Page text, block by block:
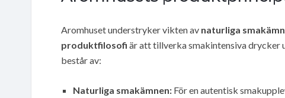
Aromhuset understryker vikten av naturliga
produktfilosofi är att tillverka smakintensiva drycker
består av:
Naturliga smakämnen: För en autentisk